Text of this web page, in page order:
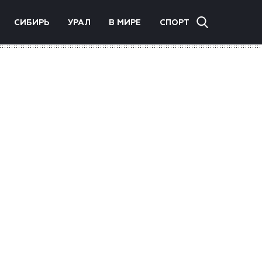
СИБИРЬ УРАЛ В МИРЕ СПОРТ